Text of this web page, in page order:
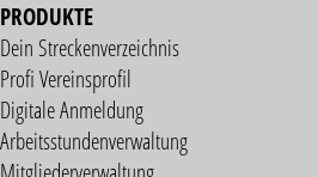
PRODUKTE
Dein Streckenverzeichnis
Profi Vereinsprofil
Digitale Anmeldung
Arbeitsstundenverwaltung